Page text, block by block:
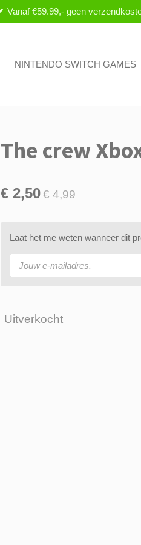
Vanaf €59.99,- geen
NINTENDO SWITCH GAMES
The crew
€ 2,50€ 4,99
Laat het me weten wanneer dit
Uitverkocht